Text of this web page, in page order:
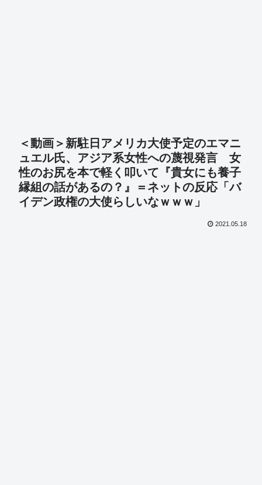
＜動画＞新駐日アメリカ大使予定のエマニ
ュエル氏、アジア系女性への蔑視発言 女
性のお尻を本で軽く叩いて『貴女にも養子
縁組の話があるの？』＝ネットの反応「バ
イデン政権の大使らしいなｗｗｗ」
2021.05.18